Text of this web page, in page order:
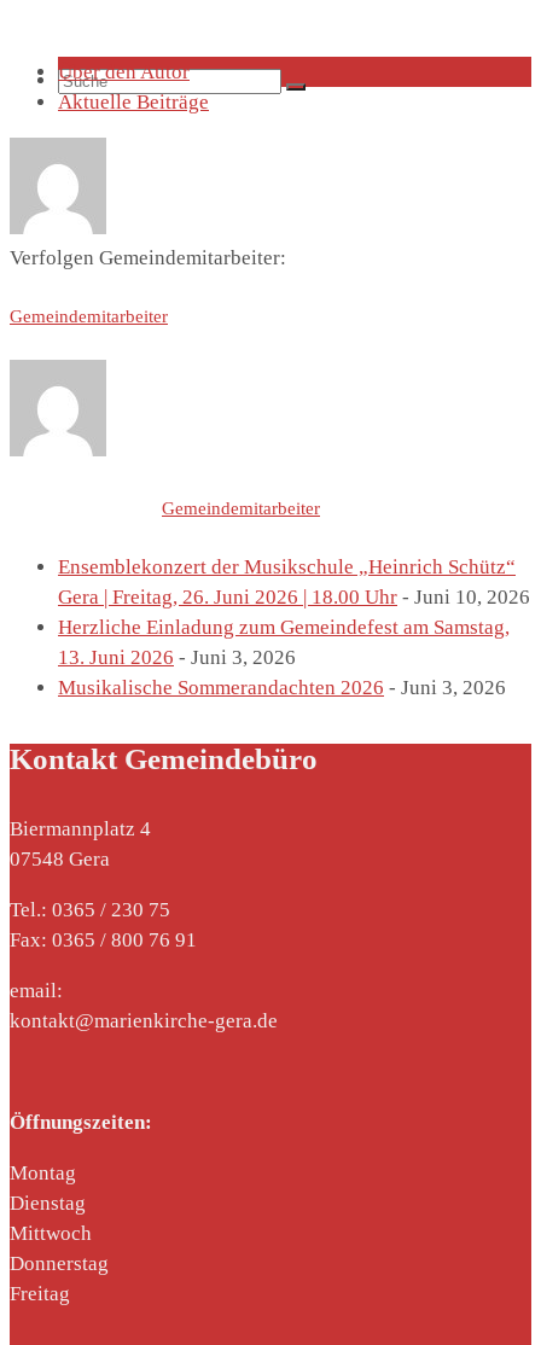
Suche
nach:
Über den Autor
Aktuelle Beiträge
Verfolgen Gemeindemitarbeiter:
Gemeindemitarbeiter
Gemeindemitarbeiter
Ensemblekonzert der Musikschule „Heinrich Schütz“
Gera | Freitag, 26. Juni 2026 | 18.00 Uhr - Juni 10, 2026
Herzliche Einladung zum Gemeindefest am Samstag,
13. Juni 2026 - Juni 3, 2026
Musikalische Sommerandachten 2026 - Juni 3, 2026
Kontakt Gemeindebüro
Biermannplatz 4
07548 Gera
Tel.: 0365 / 230 75
Fax: 0365 / 800 76 91
email:
kontakt@marienkirche-gera.de
Öffnungszeiten:
Montag
Dienstag
Mittwoch
Donnerstag
Freitag